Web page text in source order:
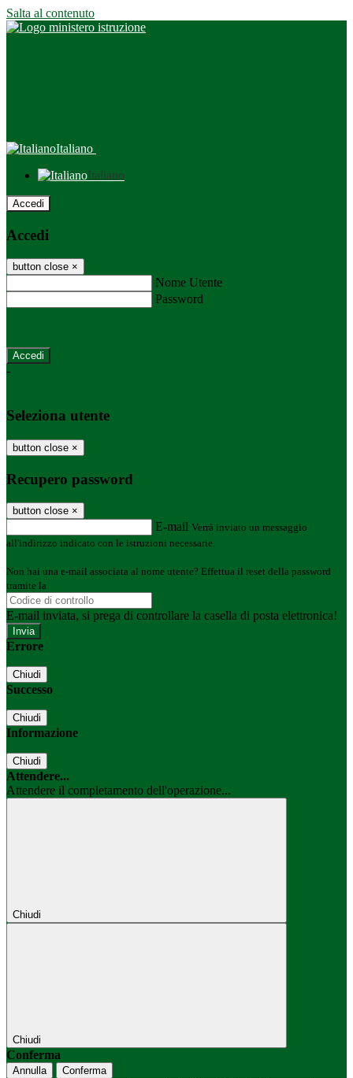
Salta al contenuto
Italiano
Italiano
Accedi
Accedi
button close ×
Nome Utente
Password
-
Seleziona utente
button close ×
Recupero password
button close ×
E-mail Verrà inviato un messaggio
all'indirizzo indicato con le istruzioni necessarie.
Non hai una e-mail associata al nome utente? Effettua il reset della password
tramite la
E-mail inviata, si prega di controllare la casella di posta elettronica!
Errore
Chiudi
Successo
Chiudi
Informazione
Chiudi
Attendere...
Attendere il completamento dell'operazione...
Chiudi
Chiudi
Conferma
Annulla Conferma